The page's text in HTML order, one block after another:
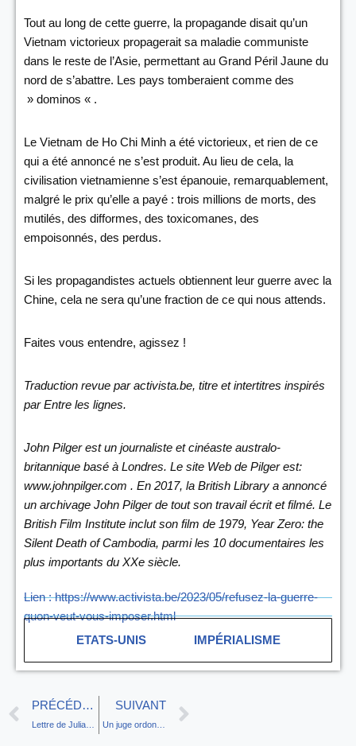
Tout au long de cette guerre, la propagande disait qu’un
Vietnam victorieux propagerait sa maladie communiste
dans le reste de l’Asie, permettant au Grand Péril Jaune du
nord de s’abattre. Les pays tomberaient comme des
» dominos « .
Le Vietnam de Ho Chi Minh a été victorieux, et rien de ce
qui a été annoncé ne s’est produit. Au lieu de cela, la
civilisation vietnamienne s’est épanouie, remarquablement,
malgré le prix qu’elle a payé : trois millions de morts, des
mutilés, des difformes, des toxicomanes, des
empoisonnés, des perdus.
Si les propagandistes actuels obtiennent leur guerre avec la
Chine, cela ne sera qu’une fraction de ce qui nous attends.
Faites vous entendre, agissez !
Traduction revue par activista.be, titre et intertitres inspirés
par Entre les lignes.
John Pilger est un journaliste et cinéaste australo-
britannique basé à Londres. Le site Web de Pilger est:
www.johnpilger.com . En 2017, la British Library a annoncé
un archivage John Pilger de tout son travail écrit et filmé. Le
British Film Institute inclut son film de 1979, Year Zero: the
Silent Death of Cambodia, parmi les 10 documentaires les
plus importants du XXe siècle.
Lien :https://www.activista.be/2023/05/refusez-la-guerre-
quon-veut-vous-imposer.html
ETATS-UNIS
IMPÉRIALISME
PRÉCÉDENT SUIVANT